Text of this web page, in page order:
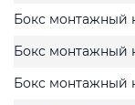
Бокс монтажный
Бокс монтажный
Бокс монтажный